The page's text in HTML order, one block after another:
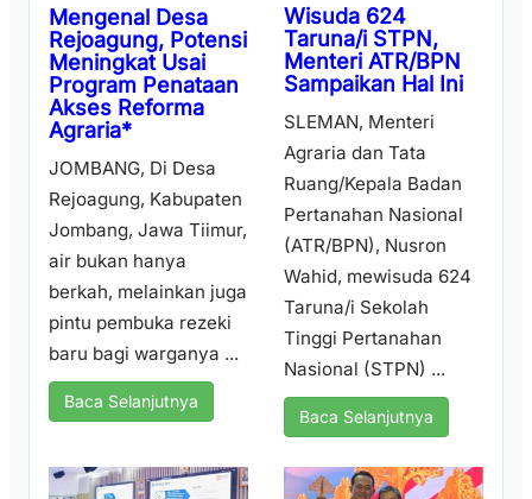
Mengenal Desa
Rejoagung, Potensi
Meningkat Usai
Program Penataan
Akses Reforma
Agraria*
JOMBANG, Di Desa
Rejoagung, Kabupaten
Jombang, Jawa Tiimur,
air bukan hanya
berkah, melainkan juga
pintu pembuka rezeki
baru bagi warganya ...
Baca Selanjutnya
Wisuda 624
Taruna/i STPN,
Menteri ATR/BPN
Sampaikan Hal Ini
SLEMAN, Menteri
Agraria dan Tata
Ruang/Kepala Badan
Pertanahan Nasional
(ATR/BPN), Nusron
Wahid, mewisuda 624
Taruna/i Sekolah
Tinggi Pertanahan
Nasional (STPN) ...
Baca Selanjutnya